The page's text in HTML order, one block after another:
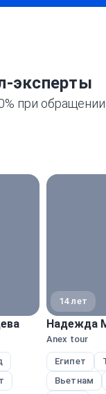
эксперты
при
14 лет
Надежда
Anex tour
Египет
Вьетнам